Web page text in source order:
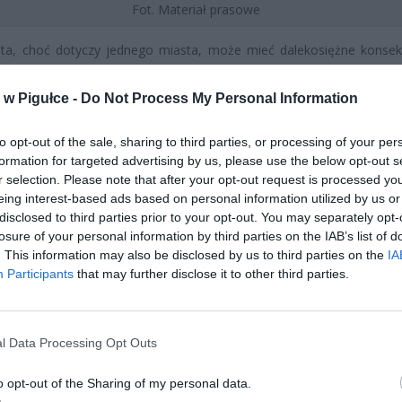
Pigułce - Do Not Process My Personal Information
opt-out of the sale, sharing to third parties, or processing of your
for targeted advertising by us, please use the below opt-out
selection. Please note that after your opt-out request is processed
interest-based ads based on personal information utilized by us
to third parties prior to your opt-out. You may separately
of your personal information by third parties on the IAB’s list of
This information may also be disclosed by us to third parties on the
Participants that may further disclose it to other third parties.
Data Processing Opt Outs
opt-out of the Sharing of my personal data.
Fot. Materiał prasowe
choć dotyczy jednego miasta, może mieć dalekosiężne
sektora turystycznego w Polsce.
zmieni ważny limit od marca 2027 roku. Policzyliśmy, ile
senior przy emeryturze 2200, 2400, 2600 i 2700 zł
2026 13:23
przecenił hit do kuchni. Air fryer tańszy aż o 150 zł, a to
2026 16:06